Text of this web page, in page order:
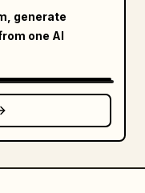
generate
one AI